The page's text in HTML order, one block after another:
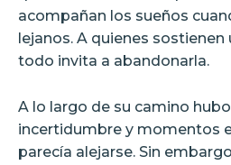
acompañan los sueños
lejanos. A quienes
todo invita a abandonarla.
A lo largo de su camino
incertidumbre y momentos
parecía alejarse. Sin